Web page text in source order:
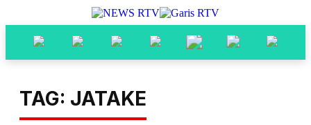
TAG: JATAKE